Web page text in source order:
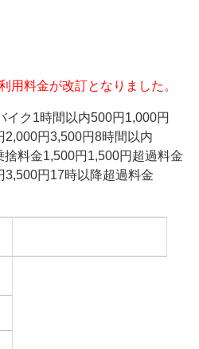
用料金が改訂となりました。
イク1時間以内500円1,000円
2,000円3,500円8時間以内
料金1,500円1,500円超過料金
3,500円17時以降超過料金